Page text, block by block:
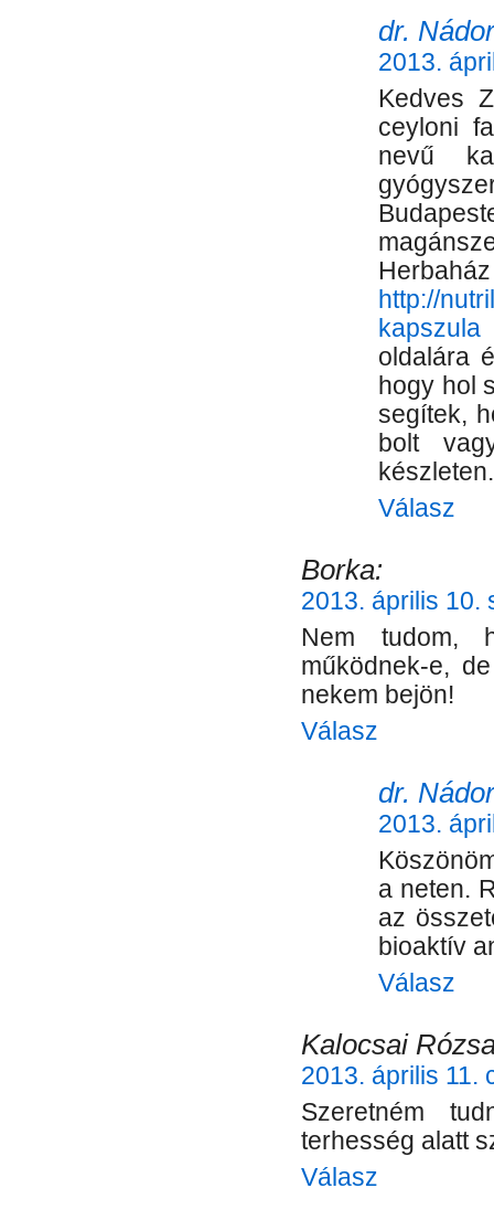
dr.
2013.
Kedves
ceyloni
nevű
http://
kapszula
oldalára
hogy hol
segítek,
bolt
készleten.
Válasz
Borka:
2013. április 10.
Nem tudom,
működnek-e,
nekem bejön!
Válasz
dr.
2013.
a neten.
az
bioaktív
Válasz
Kalocsai
2013. április 11.
Szeretném
terhesség alatt
Válasz